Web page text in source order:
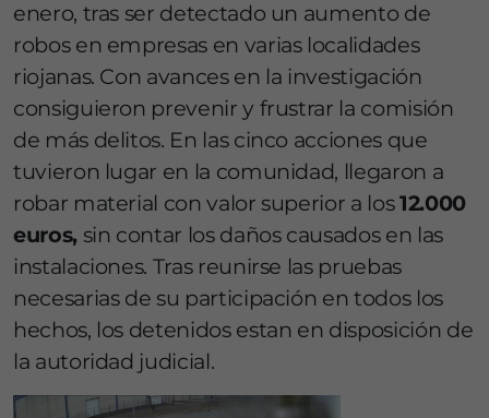
enero, tras ser detectado un aumento de
robos en empresas en varias localidades
riojanas. Con avances en la investigación
consiguieron prevenir y frustrar la comisión
de más delitos. En las cinco acciones que
tuvieron lugar en la comunidad, llegaron a
robar material con valor superior a los12.000
euros,sin contar los daños causados en las
instalaciones. Tras reunirse las pruebas
necesarias de su participación en todos los
hechos, los detenidos estan en disposición de
la autoridad judicial.